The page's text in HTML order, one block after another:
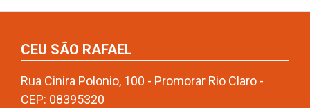
CEU SÃO RAFAEL
Rua Cinira Polonio, 100 - Promorar Rio Claro -
CEP: 08395320